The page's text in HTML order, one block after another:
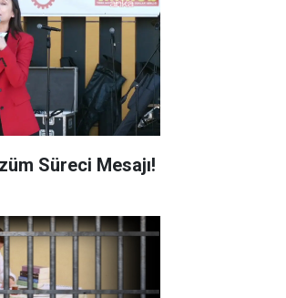
Süreci Mesajı!